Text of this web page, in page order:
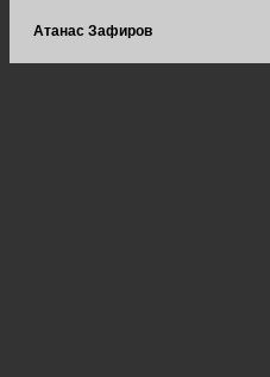
Атанас Зафиров